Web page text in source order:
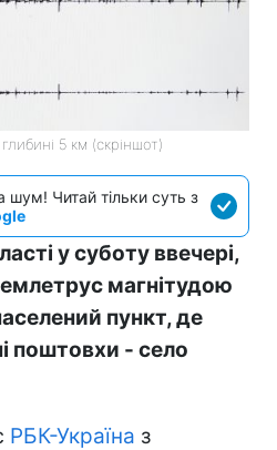
5 км (скріншот)
шум! Читай тільки суть з
у суботу ввечері,
магнітудою
пункт, де
поштовхи - село
РБК-Україна з